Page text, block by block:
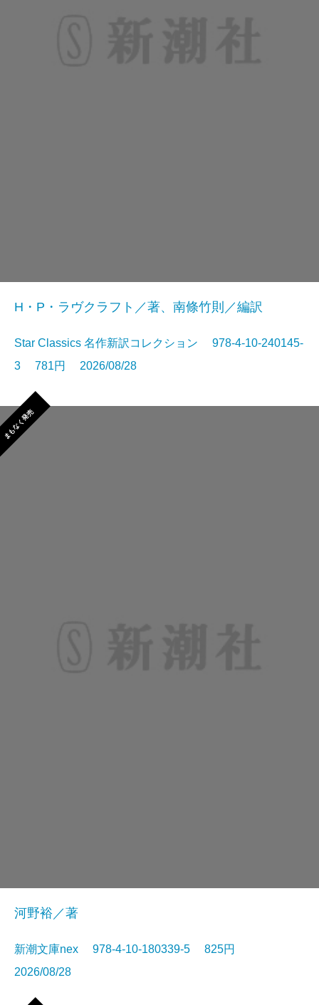
H・P・ラヴクラフト／著、南條竹則／編訳
Star Classics 名作新訳コレクション 978-4-10-240145-
3 781円 2026/08/28
まもなく発売
河野裕／著
新潮文庫nex 978-4-10-180339-5 825円
2026/08/28